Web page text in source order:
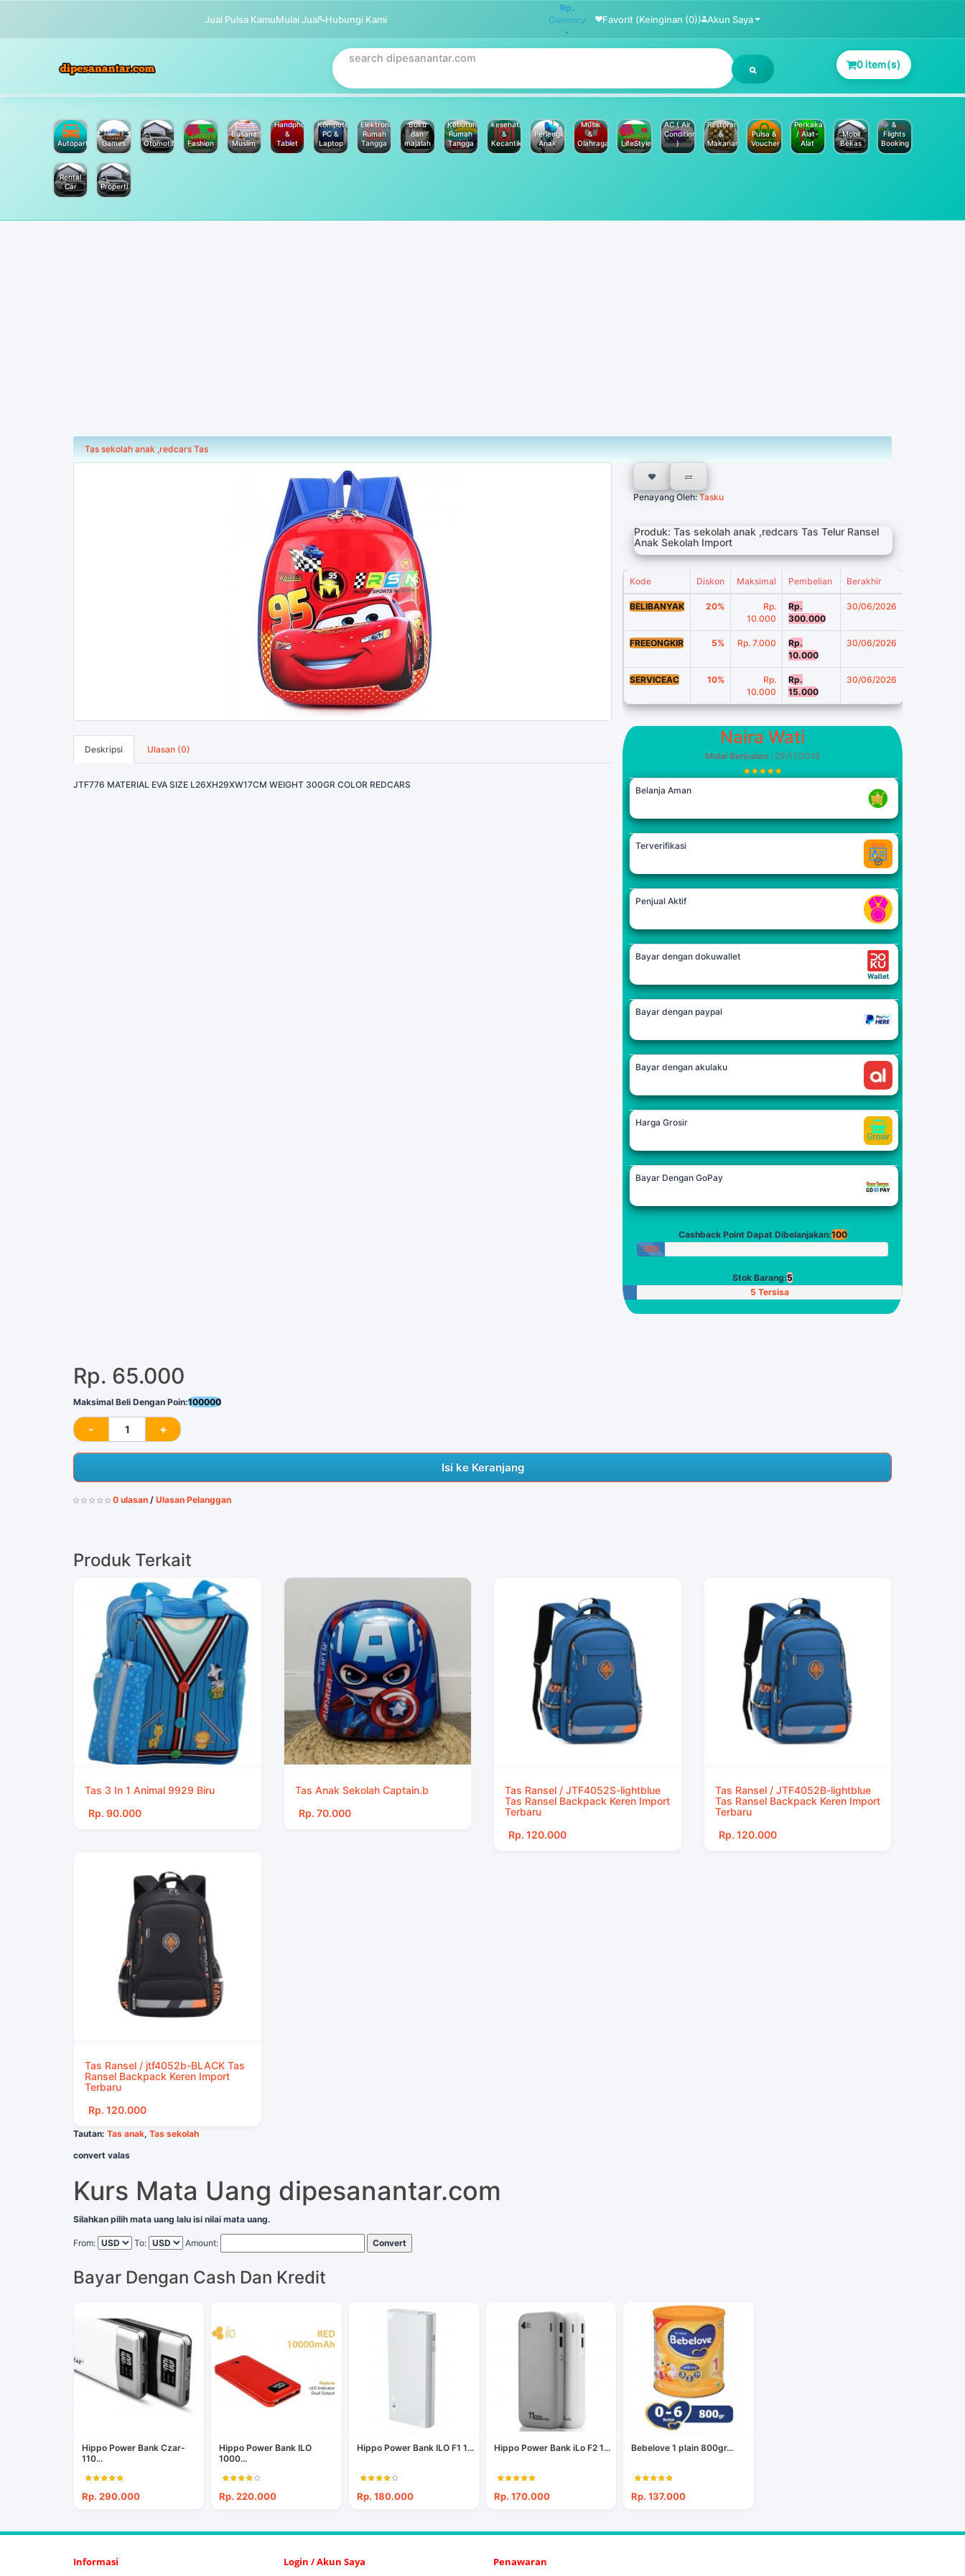
Jual Pulsa KamuMulai Jual Hubungi Kami
Rp.
Currency
Favorit (Keinginan (0)) Akun Saya
0 item(s)
Autoparts Games Otomotif Fashion
Busana
Muslim
Handphone
&
Tablet
Komputer
PC &
Laptop
Elektronik
Rumah
Tangga
Buku
dan
majalah
Kebutuhan
Rumah
Tangga
kesehatan
&
Kecantikan
Perlengkapan
Anak
Musik
&
Olahraga
LifeStyle
AC ( Air
Conditioner
)
Restoran
&
Makanan
Pulsa &
Voucher
Perkakas
/ Alat-
Alat
Mobil
Bekas
&
Flights
Booking
Rental
Car
Properti
Tas sekolah anak ,redcars Tas
Deskripsi Ulasan (0)
JTF776 MATERIAL EVA SIZE L26XH29XW17CM WEIGHT 300GR COLOR REDCARS
Penayang Oleh:Tasku
Produk: Tas sekolah anak ,redcars Tas Telur Ransel
Anak Sekolah Import
Kode Diskon Maksimal Pembelian Berakhir
BELIBANYAK 20%
Rp.
10.000
Rp.
300.000
30/06/2026
FREEONGKIR 5% Rp. 7.000
Rp.
10.000
30/06/2026
SERVICEAC 10%
Rp.
10.000
Rp.
15.000
30/06/2026
Naira Wati
Mulai Berjualan: 29/11/2016
Belanja Aman
Terverifikasi
Penjual Aktif
Bayar dengan dokuwallet
Bayar dengan paypal
Bayar dengan akulaku
Harga Grosir
Bayar Dengan GoPay
Cashback Point Dapat Dibelanjakan:100
100
Stok Barang:5
5 Tersisa
Rp. 65.000
Maksimal Beli Dengan Poin:100000
Isi ke Keranjang
0 ulasan / Ulasan Pelanggan
Produk Terkait
Tas 3 In 1 Animal 9929 Biru
Rp. 90.000
Tas Anak Sekolah Captain.b
Rp. 70.000
Tas Ransel / JTF4052S-lightblue
Tas Ransel Backpack Keren Import
Terbaru
Rp. 120.000
Tas Ransel / JTF4052B-lightblue
Tas Ransel Backpack Keren Import
Terbaru
Rp. 120.000
Tas Ransel / jtf4052b-BLACK Tas
Ransel Backpack Keren Import
Terbaru
Rp. 120.000
Tautan: Tas anak, Tas sekolah
convert valas
Kurs Mata Uang dipesanantar.com
Silahkan pilih mata uang lalu isi nilai mata uang.
From: To: Amount: Convert
Bayar Dengan Cash Dan Kredit
Hippo Power Bank Czar-
110...
Rp. 290.000
Hippo Power Bank ILO
1000...
Rp. 220.000
Hippo Power Bank ILO F1 1...
Rp. 180.000
Hippo Power Bank iLo F2 1...
Rp. 170.000
Bebelove 1 plain 800gr...
Rp. 137.000
Informasi Login / Akun Saya Penawaran